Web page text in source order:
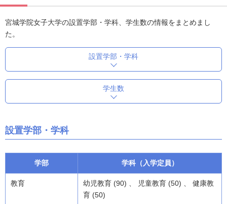
宮城学院女子大学の設置学部・学科、学生数の情報をまとめまし
た。
設置学部・学科
学生数
設置学部・学科
学部 学科（入学定員）
教育
幼児教育 (90) 、 児童教育 (50) 、 健康教
育 (50)